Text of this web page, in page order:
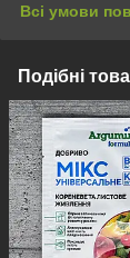
Всі умови
Подібні